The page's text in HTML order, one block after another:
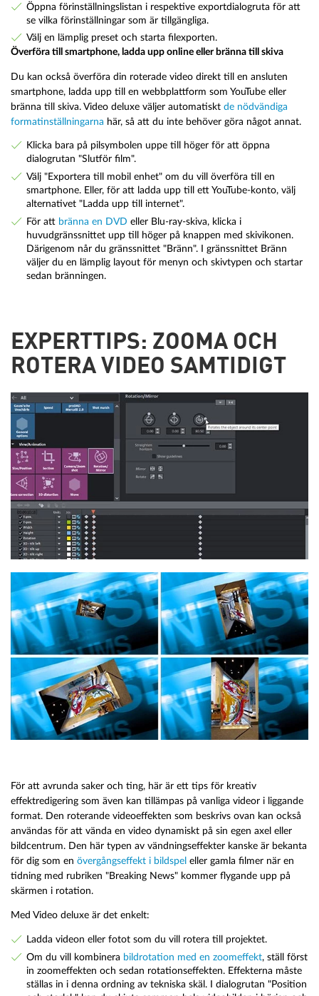
Öppna förinställningslistan i respektive exportdialogruta för att
se vilka förinställningar som är tillgängliga.
Välj en lämplig preset och starta filexporten.
Överföra till smartphone, ladda upp online eller bränna till skiva
Du kan också överföra din roterade video direkt till en ansluten
smartphone, ladda upp till en webbplattform som YouTube eller
bränna till skiva. Video deluxe väljer automatiskt de nödvändiga
formatinställningarna här, så att du inte behöver göra något annat.
Klicka bara på pilsymbolen uppe till höger för att öppna
dialogrutan "Slutför film".
Välj "Exportera till mobil enhet" om du vill överföra till en
smartphone. Eller, för att ladda upp till ett YouTube-konto, välj
alternativet "Ladda upp till internet".
För att bränna en DVD eller Blu-ray-skiva, klicka i
huvudgränssnittet upp till höger på knappen med skivikonen.
Därigenom når du gränssnittet "Bränn". I gränssnittet Bränn
väljer du en lämplig layout för menyn och skivtypen och startar
sedan bränningen.
EXPERTTIPS: ZOOMA OCH
ROTERA VIDEO SAMTIDIGT
För att avrunda saker och ting, här är ett tips för kreativ
effektredigering som även kan tillämpas på vanliga videor i liggande
format. Den roterande videoeffekten som beskrivs ovan kan också
användas för att vända en video dynamiskt på sin egen axel eller
bildcentrum. Den här typen av vändningseffekter kanske är bekanta
för dig som en övergångseffekt i bildspel eller gamla filmer när en
tidning med rubriken "Breaking News" kommer flygande upp på
skärmen i rotation.
Med Video deluxe är det enkelt:
Ladda videon eller fotot som du vill rotera till projektet.
Om du vill kombinera bildrotation med en zoomeffekt, ställ först
in zoomeffekten och sedan rotationseffekten. Effekterna måste
ställas in i denna ordning av tekniska skäl. I dialogrutan "Position